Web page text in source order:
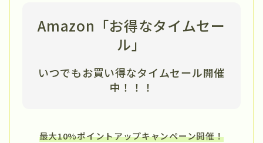
Amazon「お得なタイムセー
ル」
いつでもお買い得なタイムセール開催
中 ！！！
最大10%ポイントアップキャンペーン開催！